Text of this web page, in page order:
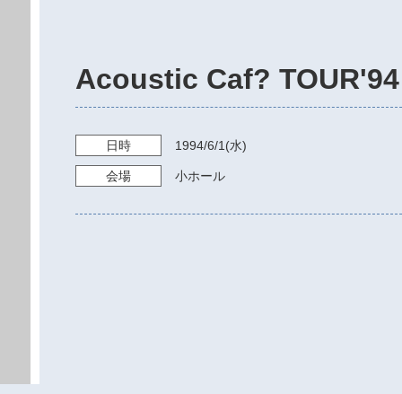
Acoustic Caf? TOUR'94
日時 1994/6/1 (水)
会場 小ホール